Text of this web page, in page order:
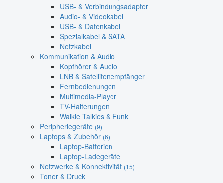
USB- & Verbindungsadapter
Audio- & Videokabel
USB- & Datenkabel
Spezialkabel & SATA
Netzkabel
Kommunikation & Audio
Kopfhörer & Audio
LNB & Satellitenempfänger
Fernbedienungen
Multimedia-Player
TV-Halterungen
Walkie Talkies & Funk
Peripheriegeräte (9)
Laptops & Zubehör (6)
Laptop-Batterien
Laptop-Ladegeräte
Netzwerke & Konnektivität (15)
Toner & Druck